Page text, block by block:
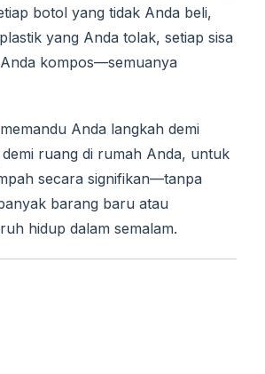
botol yang tidak Anda beli,
yang Anda tolak, setiap sisa
kompos—semuanya
Anda langkah demi
ruang di rumah Anda, untuk
secara signifikan—tanpa
barang baru atau
hidup dalam semalam.